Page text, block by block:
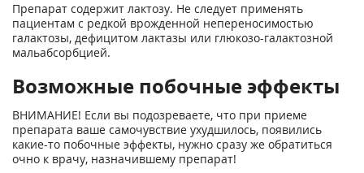
Препарат содержит лактозу. Не следует применять
пациентам с редкой врожденной непереносимостью
галактозы, дефицитом лактазы или глюкозо-галактозной
мальабсорбцией.
Возможные побочные эффекты
ВНИМАНИЕ! Если вы подозреваете, что при приеме
препарата ваше самочувствие ухудшилось, появились
какие-то побочные эффекты, нужно сразу же обратиться
очно к врачу, назначившему препарат!